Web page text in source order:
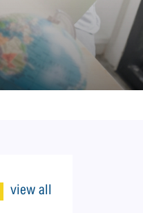
view all